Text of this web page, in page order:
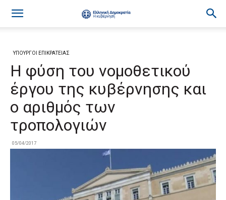
ΥΠΟΥΡΓΟΙ ΕΠΙΚΡΑΤΕΙΑΣ
Η φύση του νομοθετικού
έργου της κυβέρνησης και
ο αριθμός των
τροπολογιών
05/04/2017